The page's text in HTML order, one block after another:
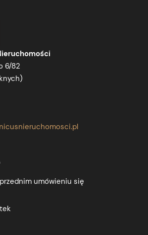
6/82
umówieniu się